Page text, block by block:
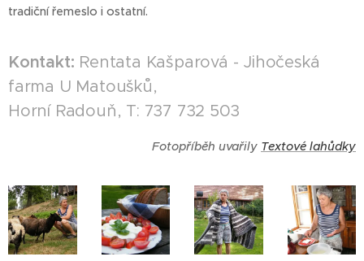
tradiční řemeslo i ostatní.
Kontakt: Rentata Kašparová - Jihočeská
farma U Matoušků,
Horní Radouň, T: 737 732 503
Fotopříběh uvařily Textové lahůdky